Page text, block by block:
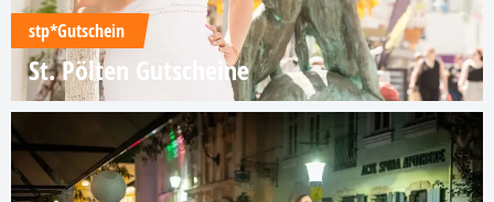
stp*Gutschein
St. Pölten Gutscheine